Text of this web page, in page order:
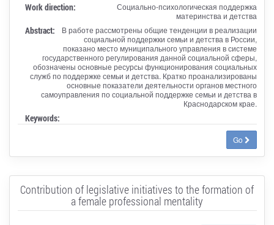
Work direction:
Социально-психологическая поддержка
материнства и детства
Abstract:
В работе рассмотрены общие тенденции в реализации
социальной поддержки семьи и детства в России,
показано место муниципального управления в системе
государственного регулирования данной социальной сферы,
обозначены основные ресурсы функционирования социальных
служб по поддержке семьи и детства. Кратко проанализированы
основные показатели деятельности органов местного
самоуправления по социальной поддержке семьи и детства в
Краснодарском крае.
Keywords:
Go
Contribution of legislative initiatives to the formation of
a female professional mentality